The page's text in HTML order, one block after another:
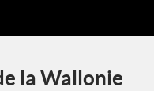
la Wallonie